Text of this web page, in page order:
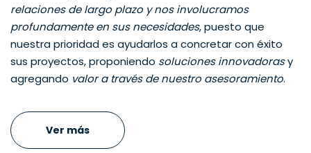
relaciones de largo plazo y nos involucramos
profundamente en sus necesidades, puesto que
nuestra prioridad es ayudarlos a concretar con éxito
sus proyectos, proponiendo soluciones innovadorasy
agregando valor a través de nuestro asesoramiento.
Ver más